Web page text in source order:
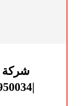
شركة
|0568950034| تنظيف منازل